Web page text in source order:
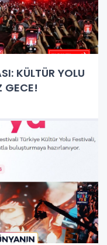
KÜLTÜR YOLU
GECE!